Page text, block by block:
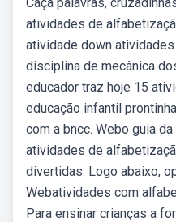
atividades de
atividade down
disciplina de mecânica
educador traz hoje 15
educação infantil
com a bncc. Webo guia
atividades de
divertidas. Logo abaixo,
Webatividades com
Para ensinar crianças a